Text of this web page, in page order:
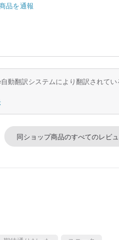
品を通報
動翻訳システムにより翻訳されて
同ショップ商品のすべてのレビ